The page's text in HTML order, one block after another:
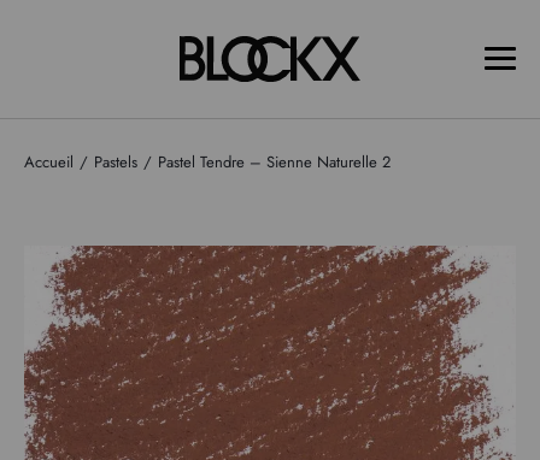
Accueil Pastels Pastel Tendre – Sienne Naturelle 2